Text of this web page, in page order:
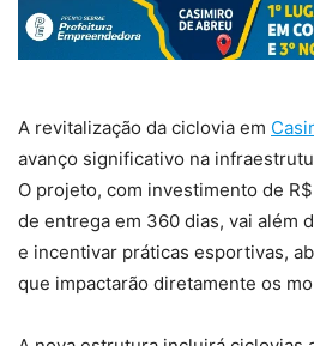
A revitalização da ciclovia em
avanço significativo na
O projeto, com investimento de
de entrega em 360 dias, vai além
e incentivar práticas esportivas,
que impactarão diretamente os